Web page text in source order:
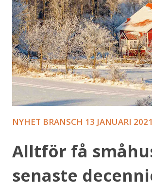
NYHET BRANSCH 13 JANUARI 2021
Alltför få
senaste